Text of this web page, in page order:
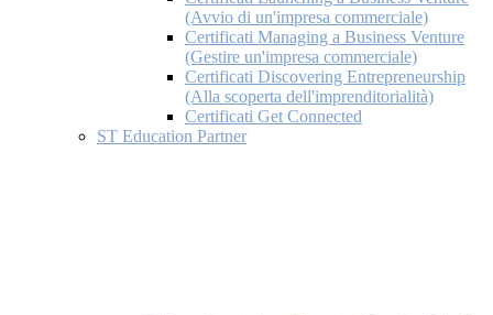
(Avvio di un'impresa commerciale)
Certificati Managing a Business Venture
(Gestire un'impresa commerciale)
Certificati Discovering Entrepreneurship
(Alla scoperta dell'imprenditorialità)
Certificati Get Connected
ST Education Partner